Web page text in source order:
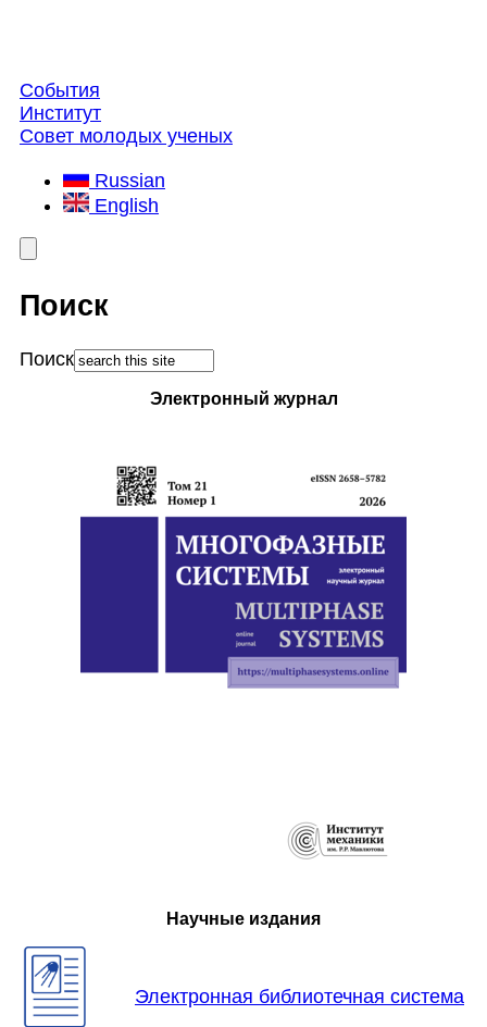
События
Институт
Совет молодых ученых
Russian
English
Поиск
Поиск
Электронный журнал
Научные издания
Электронная библиотечная система